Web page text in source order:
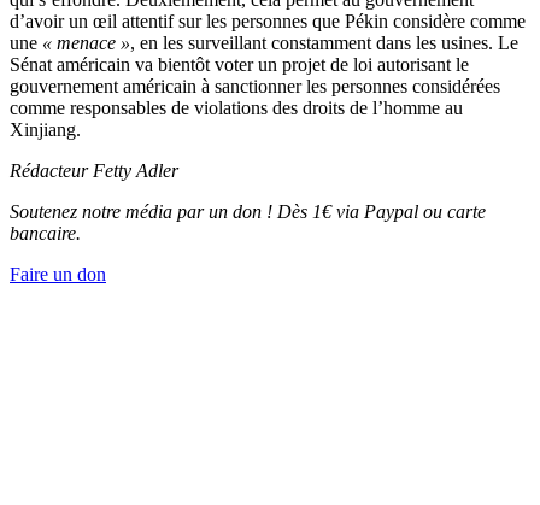
d’avoir un œil attentif sur les personnes que Pékin considère comme
une « menace », en les surveillant constamment dans les usines. Le
Sénat américain va bientôt voter un projet de loi autorisant le
gouvernement américain à sanctionner les personnes considérées
comme responsables de violations des droits de l’homme au
Xinjiang.
Rédacteur Fetty Adler
Soutenez notre média par un don ! Dès 1€ via Paypal ou carte
bancaire.
Faire un don